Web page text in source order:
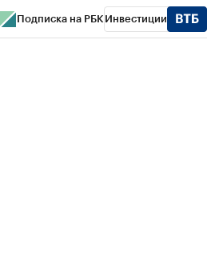
Подписка на РБК Инвестиции